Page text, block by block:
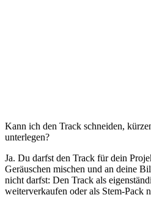
Kann ich den Track schneiden,
unterlegen?
Ja. Du darfst den Track für dein
Geräuschen mischen und an deine
nicht darfst: Den Track als
weiterverkaufen oder als Stem-Pack